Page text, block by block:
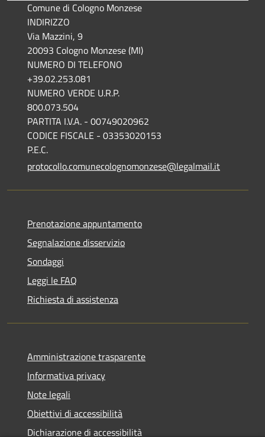
Comune di Cologno Monzese
INDIRIZZO
Via Mazzini, 9
20093 Cologno Monzese (MI)
NUMERO DI TELEFONO
+39.02.253.081
NUMERO VERDE U.R.P.
800.073.504
PARTITA I.V.A. - 00749020962
CODICE FISCALE - 03353020153
P.E.C.
protocollo.comunecolognomonzese@legalmail.it
Prenotazione appuntamento
Segnalazione disservizio
Sondaggi
Leggi le FAQ
Richiesta di assistenza
Amministrazione trasparente
Informativa privacy
Note legali
Obiettivi di accessibilità
Dichiarazione di accessibilità